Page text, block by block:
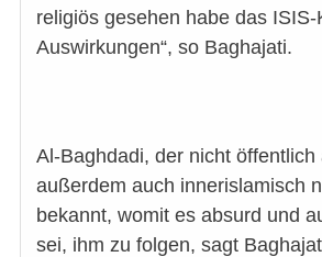
religiös gesehen habe das ISIS-
Auswirkungen“, so Baghajati.
Al-Baghdadi, der nicht öffentlich
außerdem auch innerislamisch
bekannt, womit es absurd und
sei, ihm zu folgen, sagt